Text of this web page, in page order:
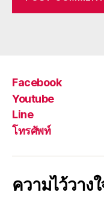
Facebook
Youtube
Line
โทรศัพท์
ความไว้วาง